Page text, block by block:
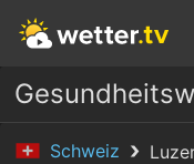
Schweiz